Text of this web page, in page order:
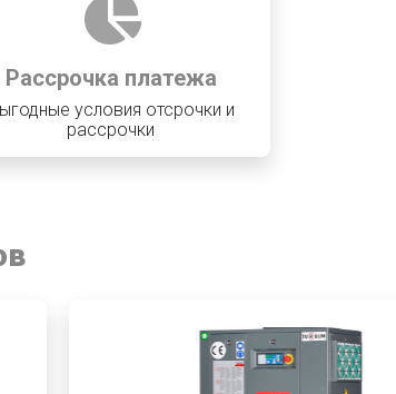
Рассрочка платежа
условия отсрочки и
рассрочки